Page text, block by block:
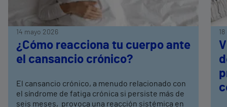
14 mayo 2026
¿Cómo reacciona tu cuerpo ante
el cansancio crónico?
El cansancio crónico, a menudo relacionado con
el síndrome de fatiga crónica si persiste más de
seis meses, provoca una reacción sistémica en